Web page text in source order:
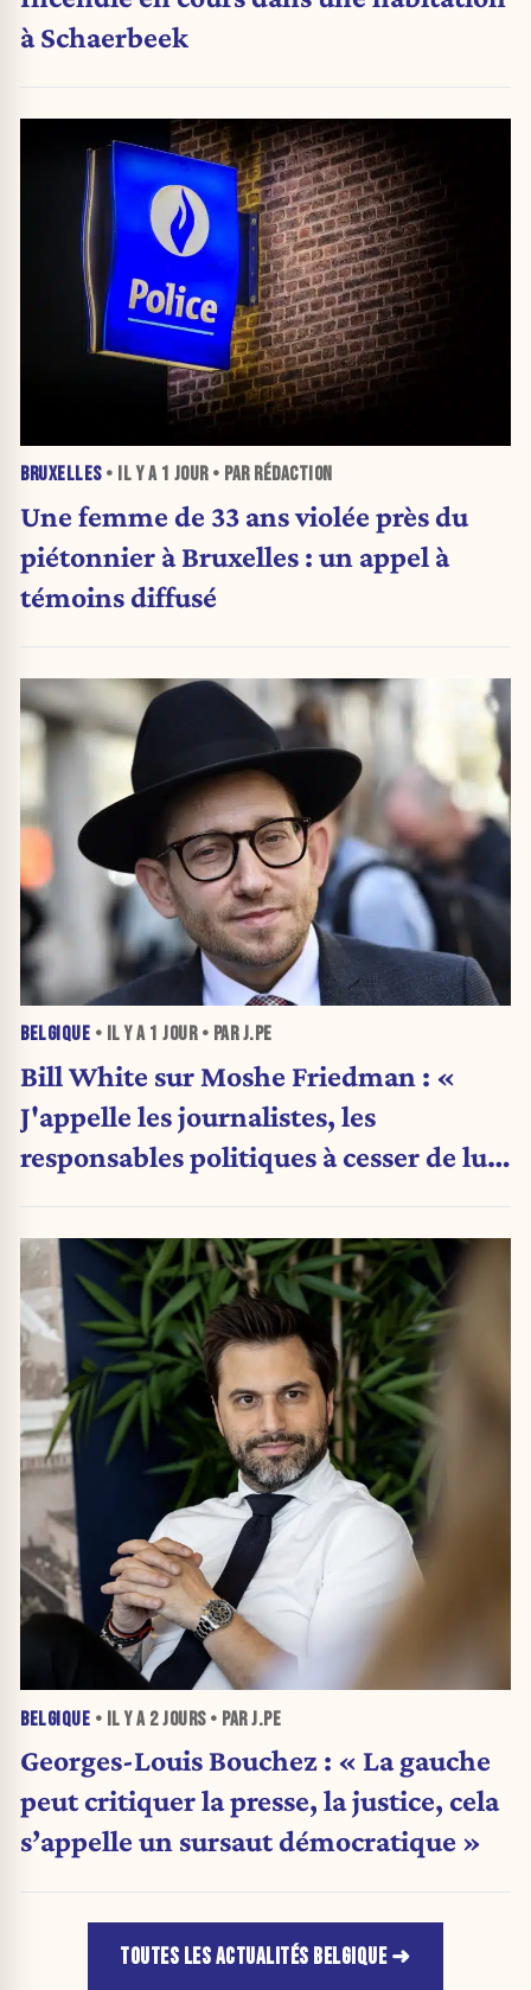
à Schaerbeek
BRUXELLES• IL Y A 1 JOUR• PAR RÉDACTION
Une femme de 33 ans violée près du
piétonnier à Bruxelles : un appel à
témoins diffusé
BELGIQUE • IL Y A 1 JOUR• PAR J.PE
Bill White sur Moshe Friedman : «
J'appelle les journalistes, les
responsables politiques à cesser de lui
BELGIQUE • IL Y A 2 JOURS• PAR J.PE
Georges-Louis Bouchez : « La gauche
peut critiquer la presse, la justice, cela
s’appelle un sursaut démocratique »
TOUTES LES ACTUALITÉS BELGIQUE